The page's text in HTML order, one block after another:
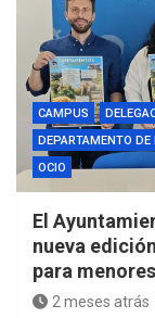
CAMPUS
DEPARTAMENTO
OCIO
El
nueva
para menores
2 meses atrás